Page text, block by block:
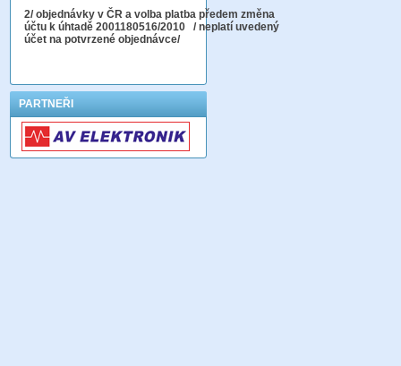
2/ objednávky v ČR a volba platba předem změna
účtu k úhtadě 2001180516/2010 / neplatí uvedený
účet na potvrzené objednávce/
PARTNEŘI